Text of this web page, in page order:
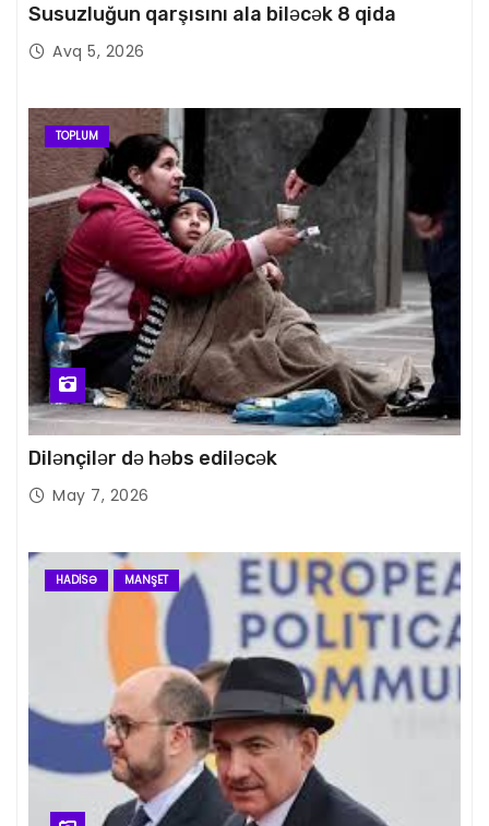
Susuzluğun qarşısını ala biləcək 8 qida
Avq 5, 2026
TOPLUM
Dilənçilər də həbs ediləcək
May 7, 2026
HADISƏ MANŞET